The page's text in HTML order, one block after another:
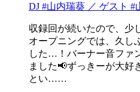
DJ #山内瑞葵 ／ ゲスト #
収録回が続いたので、少
オープニングでは、久し
した…！バーナー音ファ
ました📢ずっきーが大好
とい……